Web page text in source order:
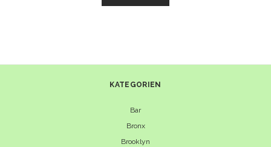
BURRITO
KATEGORIEN
Bar
Bronx
Brooklyn